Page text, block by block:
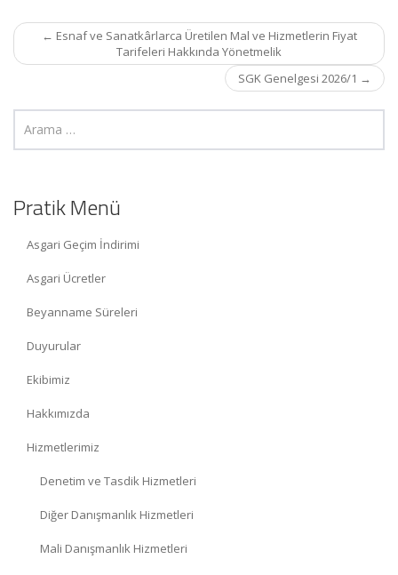
Post
navigation
← Esnaf ve Sanatkârlarca Üretilen Mal ve Hizmetlerin Fiyat
Tarifeleri Hakkında Yönetmelik
SGK Genelgesi 2026/1 →
Pratik Menü
Asgari Geçim İndirimi
Asgari Ücretler
Beyanname Süreleri
Duyurular
Ekibimiz
Hakkımızda
Hizmetlerimiz
Denetim ve Tasdik Hizmetleri
Diğer Danışmanlık Hizmetleri
Mali Danışmanlık Hizmetleri